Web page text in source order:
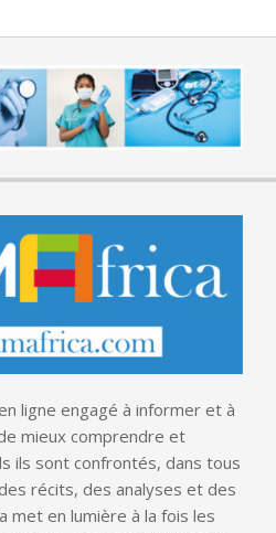
ligne engagé à informer et à
mieux comprendre et
ils sont confrontés, dans tous
récits, des analyses et des
met en lumière à la fois les